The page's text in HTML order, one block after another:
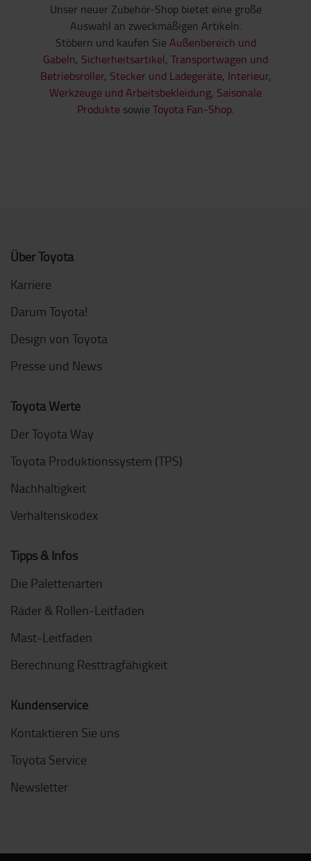
Unser neuer Zubehör-Shop bietet eine große
Auswahl an zweckmäßigen Artikeln.
Stöbern und kaufen Sie Außenbereich und
Gabeln, Sicherheitsartikel, Transportwagen und
Betriebsroller, Stecker und Ladegeräte, Interieur,
Werkzeuge und Arbeitsbekleidung, Saisonale
Produkte sowie Toyota Fan-Shop.
Über Toyota
Karriere
Darum Toyota!
Design von Toyota
Presse und News
Toyota Werte
Der Toyota Way
Toyota Produktionssystem (TPS)
Nachhaltigkeit
Verhaltenskodex
Tipps & Infos
Die Palettenarten
Räder & Rollen-Leitfaden
Mast-Leitfaden
Berechnung Resttragfähigkeit
Kundenservice
Kontaktieren Sie uns
Toyota Service
Newsletter